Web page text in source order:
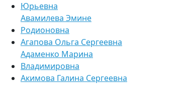
Юрьевна
Авамилева Эмине
Родионовна
Агапова Ольга Сергеевна
Адаменко Марина
Владимировна
Акимова Галина Сергеевна